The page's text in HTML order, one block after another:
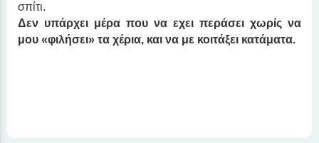
σπίτι.
Δεν υπάρχει μέρα που να εχει περάσει χωρίς να
μου «φιλήσει» τα χέρια, και να με κοιτάξει κατάματα.